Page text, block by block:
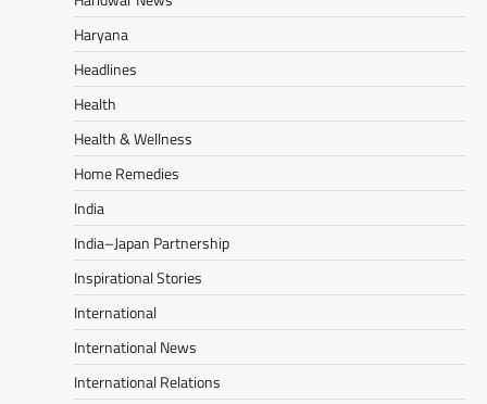
Haryana
Headlines
Health
Health & Wellness
Home Remedies
India
India–Japan Partnership
Inspirational Stories
International
International News
International Relations